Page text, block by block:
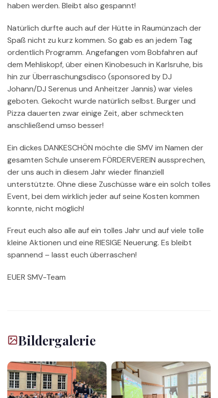
haben werden. Bleibt also gespannt!
Natürlich durfte auch auf der Hütte in Raumünzach der
Spaß nicht zu kurz kommen. So gab es an jedem Tag
ordentlich Programm. Angefangen vom Bobfahren auf
dem Mehliskopf, über einen Kinobesuch in Karlsruhe, bis
hin zur Überraschungsdisco (sponsored by DJ
Johann/DJ Serenus und Anheitzer Jannis) war vieles
geboten. Gekocht wurde natürlich selbst. Burger und
Pizza dauerten zwar einige Zeit, aber schmeckten
anschließend umso besser!
Ein dickes DANKESCHÖN möchte die SMV im Namen der
gesamten Schule unserem FÖRDERVEREIN aussprechen,
der uns auch in diesem Jahr wieder finanziell
unterstützte. Ohne diese Zuschüsse wäre ein solch tolles
Event, bei dem wirklich jeder auf seine Kosten kommen
konnte, nicht möglich!
Freut euch also alle auf ein tolles Jahr und auf viele tolle
kleine Aktionen und eine RIESIGE Neuerung. Es bleibt
spannend – lasst euch überraschen!
EUER SMV-Team
Bildergalerie